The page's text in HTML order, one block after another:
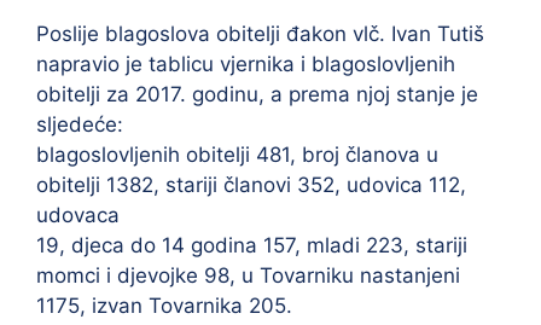
Poslije blagoslova obitelji đakon vlč. Ivan Tutiš
napravio je tablicu vjernika i blagoslovljenih
obitelji za 2017. godinu, a prema njoj stanje je
sljedeće:
blagoslovljenih obitelji 481, broj članova u
obitelji 1382, stariji članovi 352, udovica 112,
udovaca
19, djeca do 14 godina 157, mladi 223, stariji
momci i djevojke 98, u Tovarniku nastanjeni
1175, izvan Tovarnika 205.